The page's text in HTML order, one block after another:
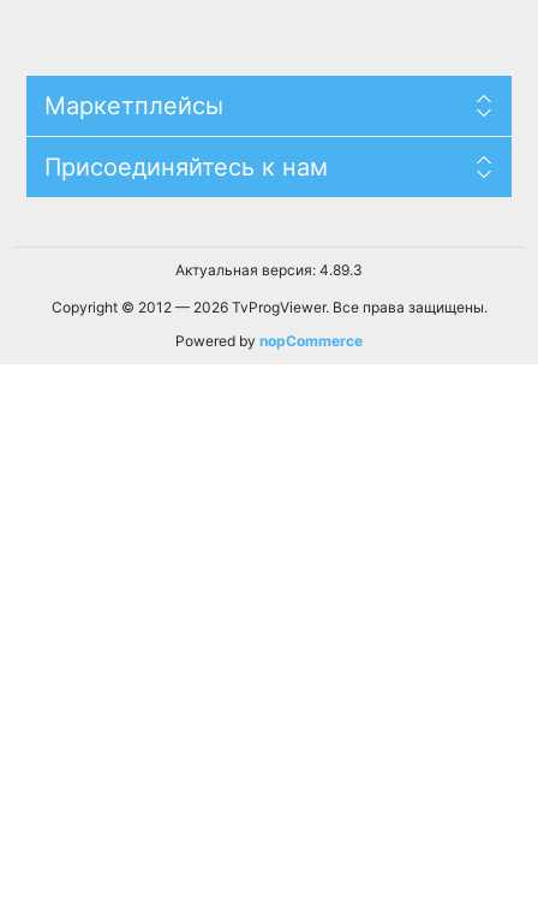
Маркетплейсы
Присоединяйтесь к нам
Актуальная версия: 4.89.3
Copyright © 2012 — 2026 TvProgViewer. Все права защищены.
Powered by nopCommerce